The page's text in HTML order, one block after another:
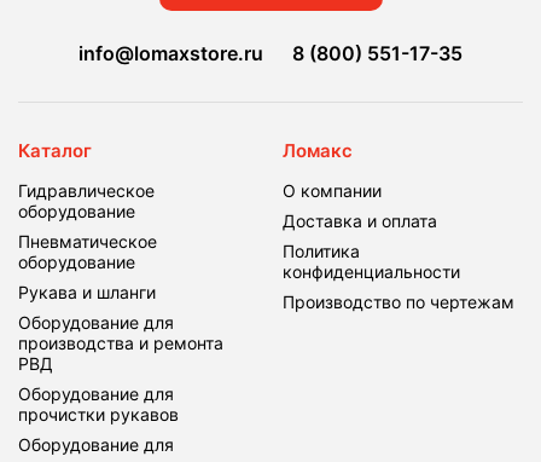
info@lomaxstore.ru 8 (800) 551-17-35
Каталог
Гидравлическое
оборудование
Пневматическое
оборудование
Рукава и шланги
Оборудование для
производства и ремонта
РВД
Оборудование для
прочистки рукавов
Оборудование для
Ломакс
О компании
Доставка и оплата
Политика
конфиденциальности
Производство по чертежам